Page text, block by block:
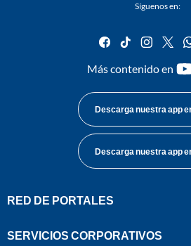
Síguenos en:
facebook
tiktok
Más contenido en
Descarga nuestra app
Descarga nuestra app
RED DE PORTALES
SERVICIOS CORPORATIVOS